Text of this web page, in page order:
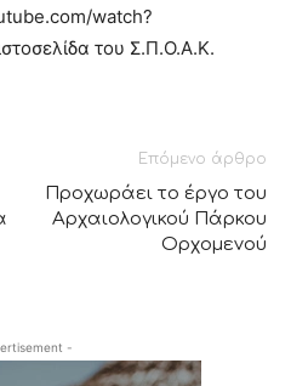
watch?
του Σ.Π.Ο.Α.Κ.
Επόμενο άρθρο
Προχωράει το έργο του
Αρχαιολογικού Πάρκου
Ορχομενού
-